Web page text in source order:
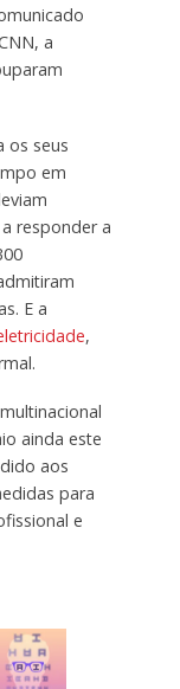
a
os seus
em
responder a
E a
,
ainda este
aos
para
e